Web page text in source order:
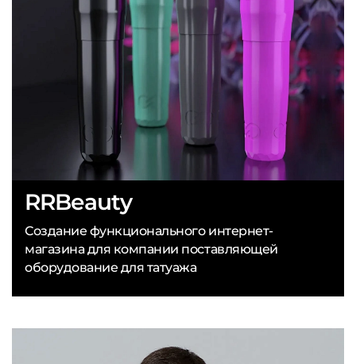
RRBeauty
Создание функционального интернет-
магазина для компании поставляющей
оборудование для татуажа